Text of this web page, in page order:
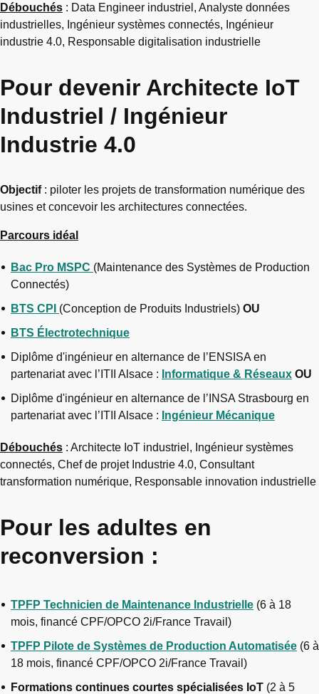
Débouchés : Data Engineer industriel, Analyste données
industrielles, Ingénieur systèmes connectés, Ingénieur
industrie 4.0, Responsable digitalisation industrielle
Pour devenir Architecte IoT
Industriel / Ingénieur
Industrie 4.0
Objectif: piloter les projets de transformation numérique des
usines et concevoir les architectures connectées.
Parcours idéal
Bac Pro MSPC (Maintenance des Systèmes de Production
Connectés)
BTS CPI (Conception de Produits Industriels) OU
BTS Électrotechnique
Diplôme d'ingénieur en alternance de l’ENSISA en
partenariat avec l’ITII Alsace : Informatique & Réseaux OU
Diplôme d'ingénieur en alternance de l’INSA Strasbourg en
partenariat avec l’ITII Alsace : Ingénieur Mécanique
Débouchés : Architecte IoT industriel, Ingénieur systèmes
connectés, Chef de projet Industrie 4.0, Consultant
transformation numérique, Responsable innovation industrielle
Pour les adultes en
reconversion :
TPFP Technicien de Maintenance Industrielle (6 à 18
mois, financé CPF/OPCO 2i/France Travail)
TPFP Pilote de Systèmes de Production Automatisée (6 à
18 mois, financé CPF/OPCO 2i/France Travail)
Formations continues courtes spécialisées IoT (2 à 5